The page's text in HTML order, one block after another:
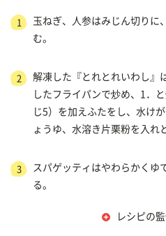
1
玉ねぎ、人参はみじん切りに
む。
2
解凍した『とれとれいわし』
したフライパンで炒め、1．
じ5）を加えふたをし、水け
ょうゆ、水溶き片栗粉を入れ
3
スパゲッティはやわらかくゆ
る。
レシピの